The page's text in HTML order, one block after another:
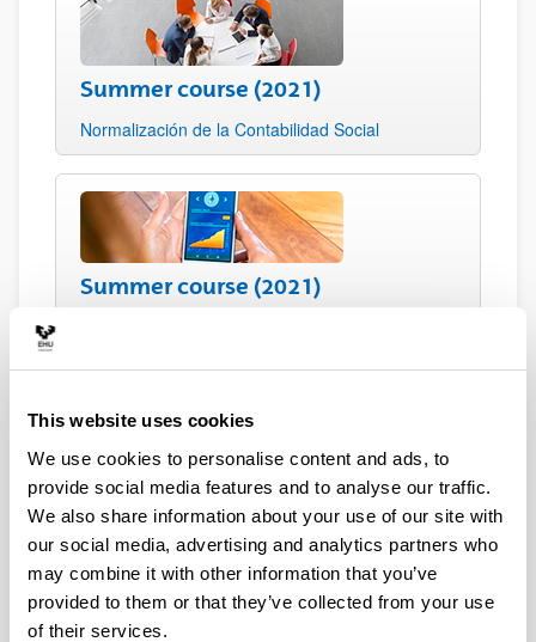
This website uses cookies
We use cookies to personalise content and ads, to
provide social media features and to analyse our traffic.
We also share information about your use of our site with
our social media, advertising and analytics partners who
may combine it with other information that you’ve
provided to them or that they’ve collected from your use
of their services.
Summer course (2021)
Normalización de la Contabilidad Social
Summer course (2021)
Summer course (2019)
Los objetivos de desarrollo sostenible a través de
la contabilidad social